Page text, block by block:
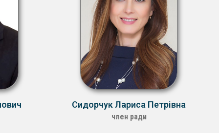
Сидорчук Лариса Петрівна
член ради